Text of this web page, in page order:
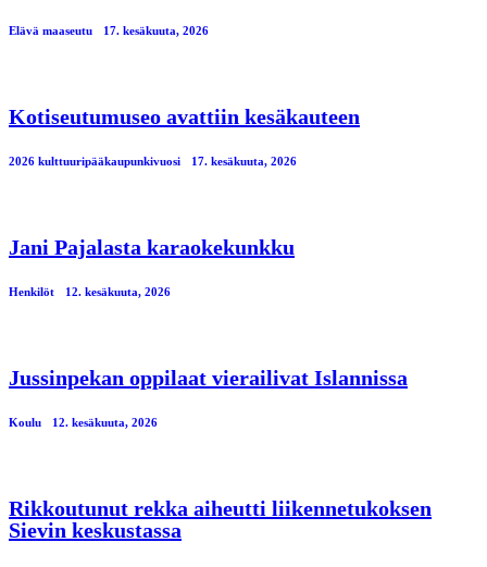
Elävä maaseutu 17. kesäkuuta, 2026
Kotiseutumuseo avattiin kesäkauteen
2026 kulttuuripääkaupunkivuosi 17. kesäkuuta, 2026
Jani Pajalasta karaokekunkku
Henkilöt 12. kesäkuuta, 2026
Jussinpekan oppilaat vierailivat Islannissa
Koulu 12. kesäkuuta, 2026
Rikkoutunut rekka aiheutti liikennetukoksen
Sievin keskustassa